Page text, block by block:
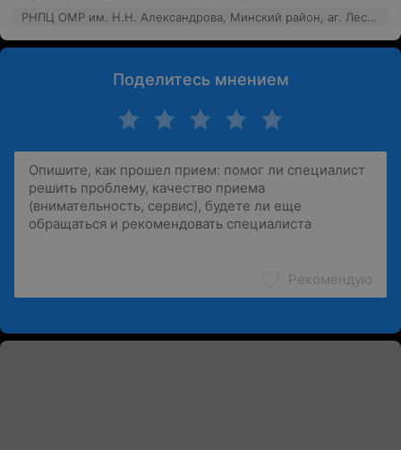
РНПЦ ОМР им. Н.Н. Александрова, Минский район, аг. Лесной, 66к7
Поделитесь мнением
Рекомендую